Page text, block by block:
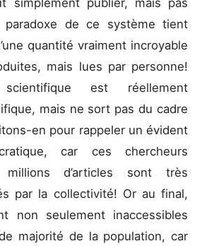
simplement publier, mais pas
paradoxe de ce système tient
quantité vraiment incroyable
mais lues par personne!
est réellement
mais ne sort pas du cadre
en pour rappeler un évident
car ces chercheurs
d’articles sont très
par la collectivité! Or au final,
non seulement inaccessibles
majorité de la population, car